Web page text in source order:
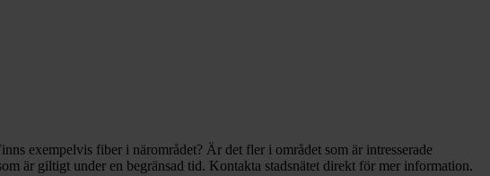
exempelvis fiber i närområdet? Är det fler i området som är intresserade
är giltigt under en begränsad tid. Kontakta stadsnätet direkt för mer information.